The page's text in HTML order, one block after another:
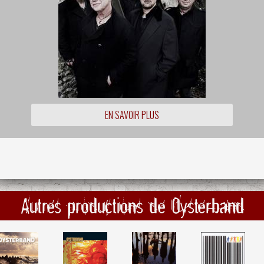
EN SAVOIR PLUS
Autres productions de Oysterband